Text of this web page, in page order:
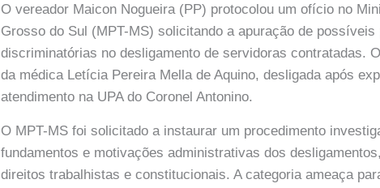
O vereador Maicon Nogueira (PP) protocolou um ofício no
Grosso do Sul (MPT-MS) solicitando a apuração de
discriminatórias no desligamento de servidoras contratadas.
da médica Letícia Pereira Mella de Aquino, desligada após
atendimento na UPA do Coronel Antonino.
O MPT-MS foi solicitado a instaurar um procedimento
fundamentos e motivações administrativas dos
direitos trabalhistas e constitucionais. A categoria ameaça